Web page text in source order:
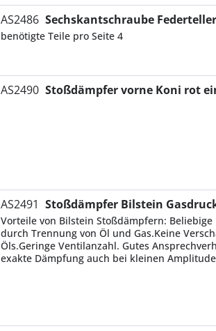
AS2486 Sechskantschraube Federteller
benötigte Teile pro Seite 4
AS2490 Stoßdämpfer vorne Koni rot
AS2491 Stoßdämpfer Bilstein
Vorteile von Bilstein Stoßdämpfern: Beliebige
durch Trennung von Öl und Gas.Keine
Öls.Geringe Ventilanzahl. Gutes
exakte Dämpfung auch bei kleinen